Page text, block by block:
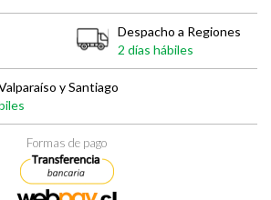
Despacho a Regiones
2 días hábiles
y Santiago
Formas de pago